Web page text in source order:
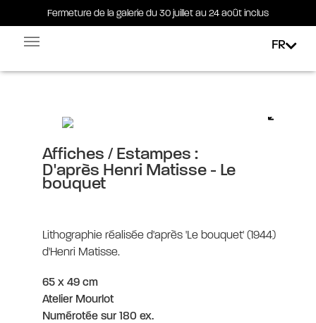
Fermeture de la galerie du 30 juillet au 24 août inclus
Fermeture de la galerie du 30 juillet au 24 août inclus
FR
bouquet
Affiches / Estampes :
D'après Henri Matisse - Le
bouquet
Lithographie réalisée d'après 'Le bouquet' (1944)
d'Henri Matisse.
65 x 49 cm
Atelier Mourlot
Numérotée sur 180 ex.